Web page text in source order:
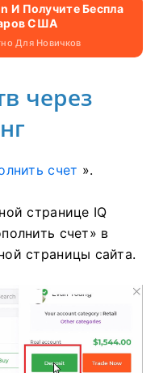
И Получите Беспла
США
Для Новичков
через
счет ».
странице IQ
счет» в
страницы сайта.